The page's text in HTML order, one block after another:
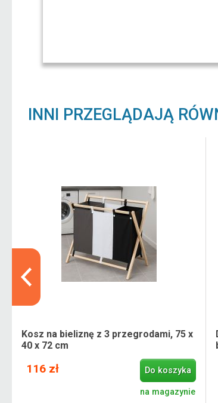
INNI PRZEGLĄDAJĄ
Kosz na bieliznę z 3 przegrodami, 75 x
40 x 72 cm
116 zł Do koszyka
na magazynie